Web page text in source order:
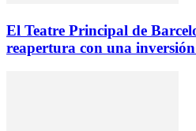
El Teatre Principal de
reapertura con una